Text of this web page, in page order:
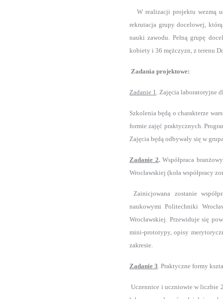
W realizacji projektu wezmą
rekrutacja grupy docelowej,
nauki zawodu. Pełną grupę
kobiety i 36 mężczyzn, z terenu
Zadania projektowe:
Zadanie 1 . Zajęcia laboratoryjne
Szkolenia będą o charakterze
formie zajęć praktycznych.
Zajęcia będą odbywały się w
Zadanie 2.Współpraca
Wrocławskiej (koła współpracy
Zainicjowana zostanie
naukowymi Politechniki
Wrocławskiej. Przewiduje się
mini-prototypy, opisy
zakresie.
Zadanie 3 . Praktyczne formy
Uczennice i uczniowie w liczbie